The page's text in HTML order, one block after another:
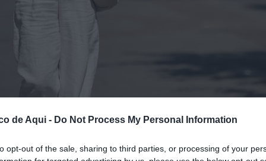
de Aqui - Do Not Process My Personal Information
opt-out of the sale, sharing to third parties, or processing of your